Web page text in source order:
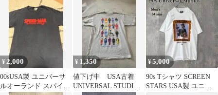
ー 帽子
¥ 2,000
00sUSA製 ユニバーサ
ルオーランド スパイダ
¥ 1,350
値下げ中 USA古着
UNIVERSAL STUDIOS
¥5,000
90s Tシャツ SCREEN
STARS USA製 ユニバ